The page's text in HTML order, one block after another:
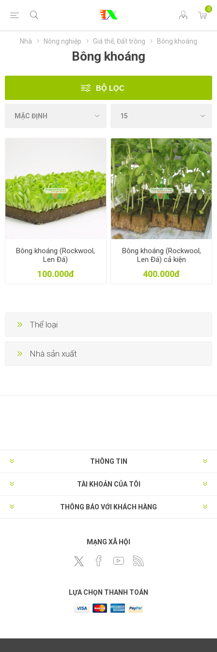
0
Nhà Nông nghiệp Giá thể, Đất trồng Bông khoáng
Bông khoáng
BỘ LỌC
Bông khoáng (Rockwool,
Len Đá)
100.000đ
Bông khoáng (Rockwool,
Len Đá) cả kiện
400.000đ
Thể loại
Nhà sản xuất
THÔNG TIN
TÀI KHOẢN CỦA TÔI
THÔNG BÁO VỚI KHÁCH HÀNG
MẠNG XÃ HỘI
LỰA CHỌN THANH TOÁN